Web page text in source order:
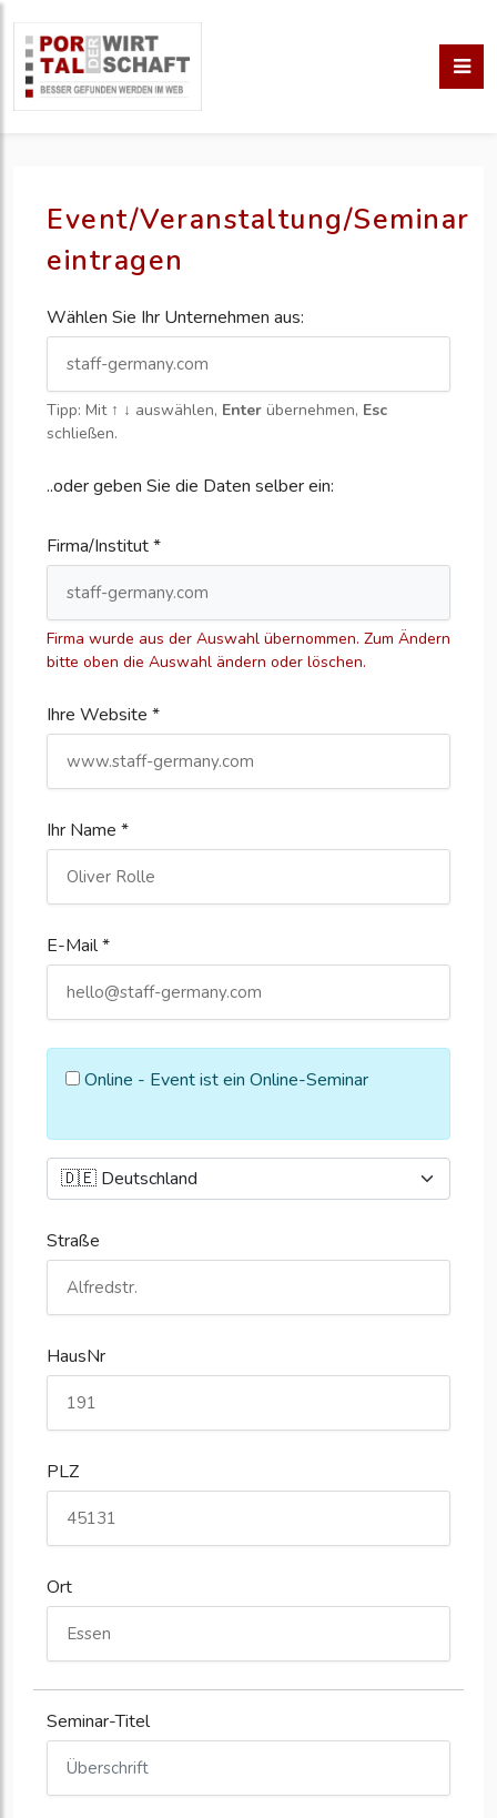
Event/Veranstaltung/Seminar
eintragen
Wählen Sie Ihr Unternehmen aus:
Tipp: Mit ↑ ↓ auswählen, Enter übernehmen, Esc
schließen.
..oder geben Sie die Daten selber ein:
Firma/Institut *
Firma wurde aus der Auswahl übernommen. Zum Ändern
bitte oben die Auswahl ändern oder löschen.
Ihre Website *
Ihr Name *
E-Mail *
Online - Event ist ein Online-Seminar
Straße
HausNr
PLZ
Ort
Seminar-Titel